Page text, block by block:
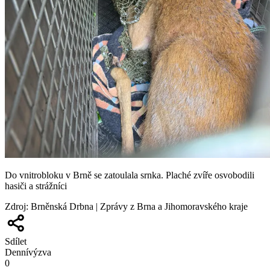
Do vnitrobloku v Brně se zatoulala srnka. Plaché zvíře osvobodili
hasiči a strážníci
Zdroj: Brněnská Drbna | Zprávy z Brna a Jihomoravského kraje
Sdílet
Dennívýzva
0